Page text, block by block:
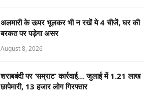
अलमारी के ऊपर भूलकर भी न रखें ये 4 चीजें, घर की
बरकत पर पड़ेगा असर
August 8, 2026
शराबबंदी पर ‘सम्राट’ कार्रवाई… जुलाई में 1.21 लाख
छापेमारी, 13 हजार लोग गिरफ्तार